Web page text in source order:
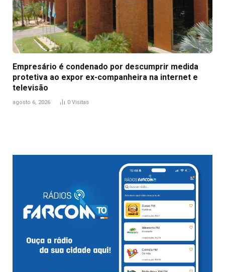
Empresário é condenado por descumprir medida
protetiva ao expor ex-companheira na internet e
televisão
agosto 6, 2026 0 Visitas